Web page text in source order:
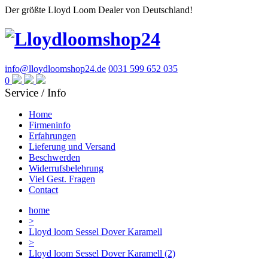
Der größte Lloyd Loom Dealer von Deutschland!
info@lloydloomshop24.de 0031 599 652 035
0
Service / Info
Home
Firmeninfo
Erfahrungen
Lieferung und Versand
Beschwerden
Widerrufsbelehrung
Viel Gest. Fragen
Contact
home
>
Lloyd loom Sessel Dover Karamell
>
Lloyd loom Sessel Dover Karamell (2)